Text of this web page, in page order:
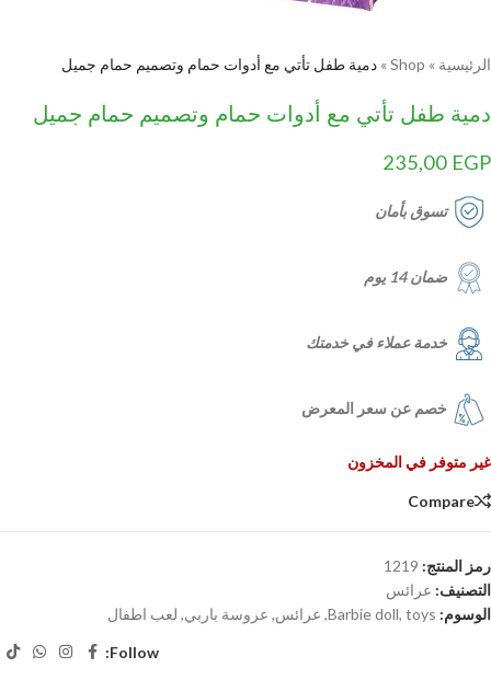
الرئيسية »
Shop
» دمية طفل تأتي مع أدوات حمام وتصميم حمام جميل
دمية طفل تأتي مع أدوات حمام وتصميم حمام جميل
235,00 EGP
تسوق بأمان
ضمان 14 يوم
خدمة عملاء في خدمتك
خصم عن سعر المعرض
غير متوفر في المخزون
Compare
رمز المنتج: 1219
التصنيف: عرائس
الوسوم:
Barbie doll, toys
, عرائس, عروسة باربي, لعب اطفال
Follow: